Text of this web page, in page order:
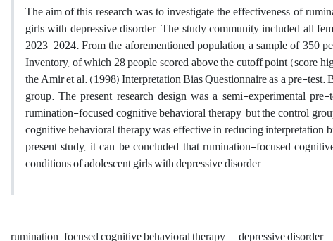
The aim of this research was to investigate theeffectiveness of
girls with depressive disorder. The study community includedall
2023-2024. From the aforementioned population, a sample of 350
Inventory, of which 28 people scored above the cutoff point (score
the Amir et al. (1998) Interpretation Bias Questionnaire as a pre-test.
group. The present research design was a semi-experimental
rumination-focused cognitive behavioral therapy, but the control
cognitive behavioral therapy was effective in reducing interpretation
present study, it can be concluded that rumination-focused
conditions of adolescent girls with depressive disorder.
rumination-focused cognitive behavioral therapy depressive disorder